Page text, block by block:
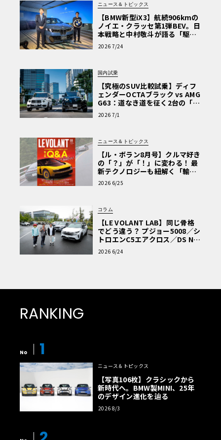
ニュース＆トピックス
【BMW新型iX3】航続906kmの
ノイエ・クラッセ第1弾BEV。日
本戦略と中村敬斗が語る「駆け
ぬける歓び」
2026 7/24
国内試乗
【究極のSUV比較試乗】ディフ
ェンダーOCTAブラック vs AMG
G63：道なき道を征く2台の「対
極的アプローチ」
2026 7/1
ニュース＆トピックス
【ル・ボラン8月号】クルマ好き
の「？」が「！」に変わる！ 最
新テクノロジーも紐解く「輸入
車Q&A」
2026 6/25
コラム
【LE VOLANT LAB】同じ骨格
でどう違う？ プジョー5008／シ
トロエンC5エアクロス／DS Nº4
読者一気乗りレポート
2026 6/24
RANKING
No 1
ニュース＆トピックス
【写真106枚】クラシックから
新時代へ。BMW製MINI、25年
のデザイン進化を辿る
2026 8/3